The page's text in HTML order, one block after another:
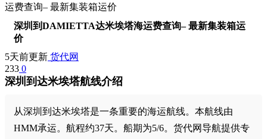
运费查询– 最新集装箱运价
深圳到DAMIETTA达米埃塔海运费查询– 最新集装箱运
价
5天前更新 货代网
233 0
深圳到达米埃塔航线介绍
从深圳到达米埃塔是一条重要的海运航线。本航线由
HMM承运。航程约37天。船期为5/6。货代网导航提供专